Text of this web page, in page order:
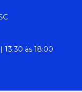
13:30 às 18:00